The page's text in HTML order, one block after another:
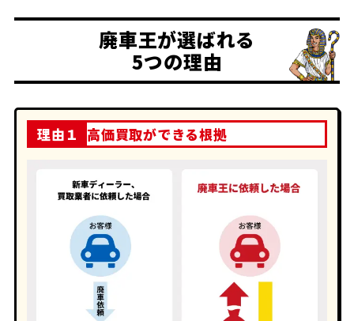
廃車王が選ばれる
5つの理由
理由１ 高価買取ができる根拠